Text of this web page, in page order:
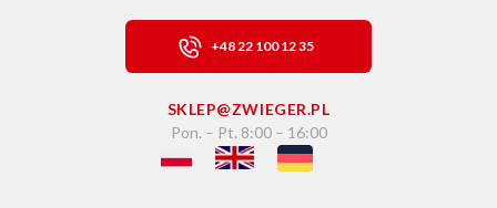
+48 22 100 12 35
SKLEP@ZWIEGER.PL
Pon. – Pt. 8:00 – 16:00